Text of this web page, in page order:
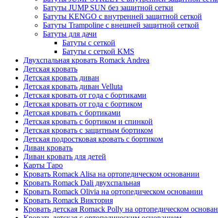
Батуты JUMP SUN без защитной сетки
Батуты KENGO с внутренней защитной сеткой
Батуты Trampoline с внешней защитной сеткой
Батуты для дачи
Батуты с сеткой
Батуты с сеткой KMS
Двухспальная кровать Romack Andrea
Детская кровать
Детская кровать диван
Детская кровать диван Velluta
Детская кровать от года с бортиками
Детская кровать от года с бортиком
Детская кровать с бортиками
Детская кровать с бортиком и спинкой
Детская кровать с защитным бортиком
Детская подростковая кровать с бортиком
Диван кровать
Диван кровать для детей
Карты Таро
Кровать Romack Alisa на ортопедическом основании
Кровать Romack Dali двухспальная
Кровать Romack Olivia на ортопедическом основании
Кровать Romack Виктория
Кровать детская Romack Polly на ортопедическом